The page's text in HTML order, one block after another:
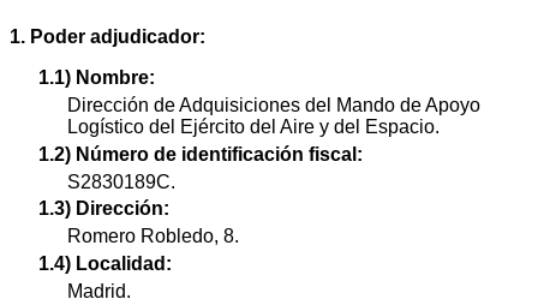
1. Poder adjudicador:
1.1) Nombre:
Dirección de Adquisiciones del Mando de Apoyo
Logístico del Ejército del Aire y del Espacio.
1.2) Número de identificación fiscal:
S2830189C.
1.3) Dirección:
Romero Robledo, 8.
1.4) Localidad:
Madrid.